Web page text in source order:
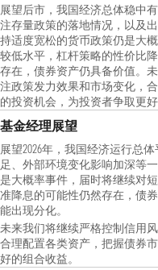
展望后市，我国经济总体稳中
注存量政策的落地情况，以及
持适度宽松的货币政策仍是大
较低水平，杠杆策略的性价比
存在，债券资产仍具备价值。
注政策发力效果和市场变化，
的投资机会，为投资者争取更好
基金经理展望
展望2026年，我国经济运行总
足、外部环境变化影响加深等
是大概率事件，届时将继续对
准降息的可能性仍然存在，债
能出现分化。
未来我们将继续严格控制信用
合理配置各类资产，把握债券
好的组合收益。